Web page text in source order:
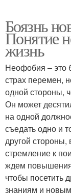
Боязнь
Понятие
жизнь
Неофобия – это
страх перемен,
одной стороны,
Он может
на одной
съедать одно и
другой стороны,
стремление к
ждем повышения
чтобы посетить
знаниям и